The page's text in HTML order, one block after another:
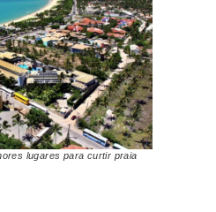
lugares para curtir praia